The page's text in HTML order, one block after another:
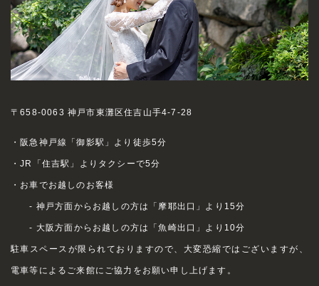
〒658-0063 神戸市東灘区住吉山手4-7-28
・阪急神戸線「御影駅」より徒歩5分
・JR「住吉駅」よりタクシーで5分
・お車でお越しのお客様
- 神戸方面からお越しの方は「摩耶出口」より15分
- 大阪方面からお越しの方は「魚崎出口」より10分
駐車スペースが限られておりますので、大変恐縮ではございますが、
電車等によるご来館にご協力をお願い申し上げます。